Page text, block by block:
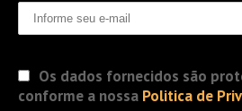
Os dados fornecidos são
conforme a nossa Politica de